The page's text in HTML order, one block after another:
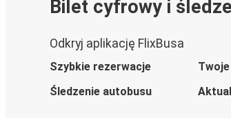
Bilet cyfrowy i
Odkryj aplikację FlixBusa
Szybkie rezerwacje
Śledzenie autobusu